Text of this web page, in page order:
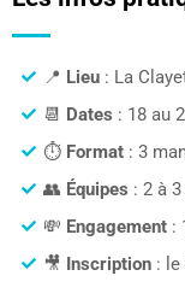
📍 Lieu: La
📆 Dates : 18 au
⏱️ Format: 3
👥 Équipes : 2 à
💸 Engagement:
🎥 Inscription: le